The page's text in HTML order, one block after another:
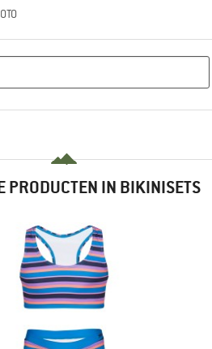
PRODUCTEN IN BIKINISETS